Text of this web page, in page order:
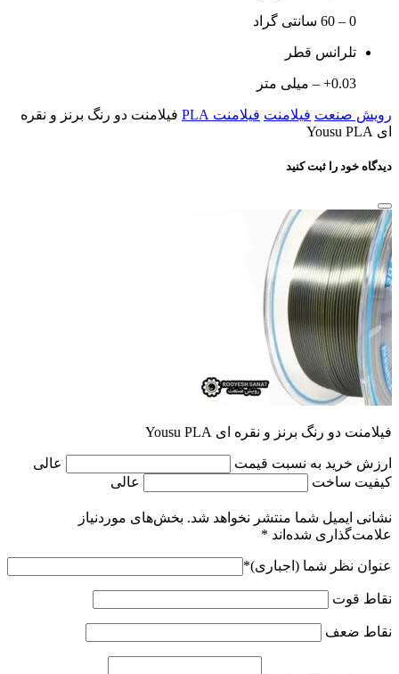
0 – 60 سانتی گراد
تلرانس قطر
0.03+ – میلی متر
رویش صنعت فیلامنت فیلامنت PLA
فیلامنت دو رنگ برنز و نقره
ای Yousu PLA
دیدگاه خود را ثبت کنید
فیلامنت دو رنگ برنز و نقره ای Yousu PLA
ارزش خرید به نسبت قیمت
عالی
کیفیت ساخت
عالی
نشانی ایمیل شما منتشر نخواهد شد. بخش‌های موردنیاز
علامت‌گذاری شده‌اند *
عنوان نظر شما (اجباری)*
نقاط قوت
نقاط ضعف